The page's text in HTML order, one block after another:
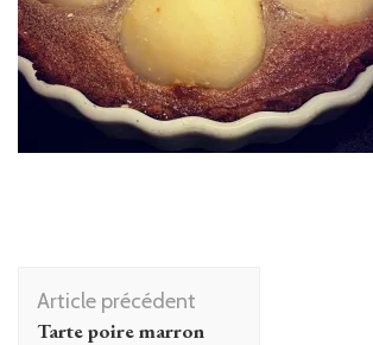
Navigation
d'article
Article précédent
Tarte poire marron